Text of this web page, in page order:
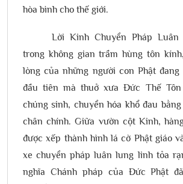
hòa bình cho thế giới.
Lời Kinh Chuyển Pháp Luân
trong không gian trầm hùng tôn
lòng của những người con Phật
đầu tiên mà thuở xưa Đức Thế
chúng sinh, chuyển hóa khổ đau
chân chính. Giữa vườn cột Kinh,
được xếp thành hình lá cờ Phật giáo
xe chuyển pháp luân lung linh tỏa
nghĩa Chánh pháp của Đức Phật